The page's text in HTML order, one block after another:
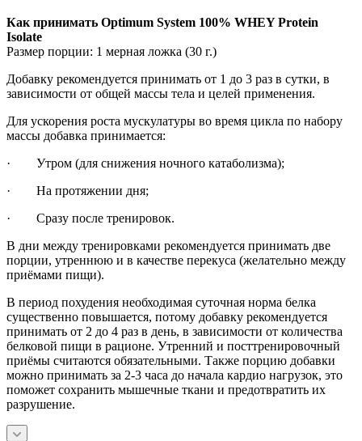
Как принимать Optimum System 100% WHEY Protein
Isolate
Размер порции: 1 мерная ложка (30 г.)
Добавку рекомендуется принимать от 1 до 3 раз в сутки, в
зависимости от общей массы тела и целей применения.
Для ускорения роста мускулатуры во время цикла по набору
массы добавка принимается:
· Утром (для снижения ночного катаболизма);
· На протяжении дня;
· Сразу после тренировок.
В дни между тренировками рекомендуется принимать две
порции, утреннюю и в качестве перекуса (желательно между
приёмами пищи).
В период похудения необходимая суточная норма белка
существенно повышается, потому добавку рекомендуется
принимать от 2 до 4 раз в день, в зависимости от количества
белковой пищи в рационе. Утренний и посттренировочный
приёмы считаются обязательными. Также порцию добавки
можно принимать за 2-3 часа до начала кардио нагрузок, это
поможет сохранить мышечные ткани и предотвратить их
разрушение.